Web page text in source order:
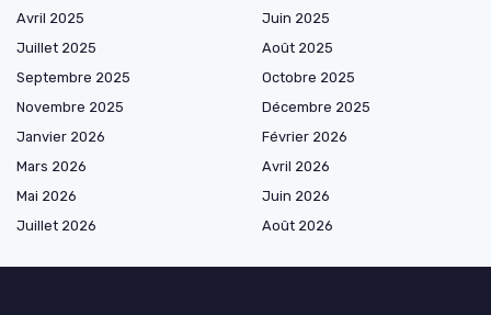
Avril 2025
Juin 2025
Juillet 2025
Août 2025
Septembre 2025
Octobre 2025
Novembre 2025
Décembre 2025
Janvier 2026
Février 2026
Mars 2026
Avril 2026
Mai 2026
Juin 2026
Juillet 2026
Août 2026